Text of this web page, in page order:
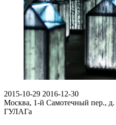
2015-10-29 2016-12-30
Москва, 1-й Самотечный пер., д.
ГУЛАГа